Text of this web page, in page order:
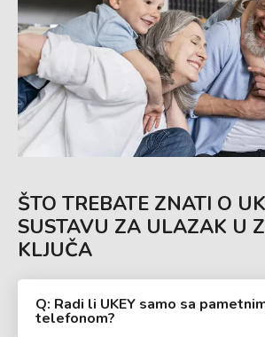
ŠTO TREBATE ZNATI O
SUSTAVU ZA ULAZAK U
KLJUČA
Q: Radi li UKEY samo sa
telefonom?